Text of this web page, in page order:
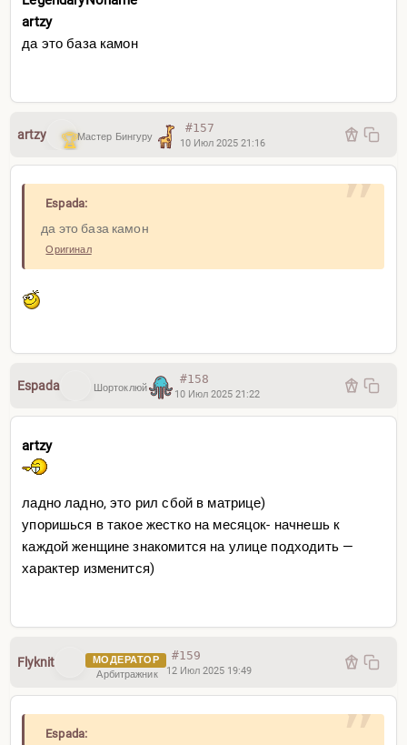
artzy
да это база камон
artzy Мастер Бингуру
#157
10 Июл 2025 21:16
Espada:
да это база камон
Оригинал
Espada Шортоклюй
#158
10 Июл 2025 21:22
artzy
ладно ладно, это рил сбой в матрице)
упоришься в такое жестко на месяцок- начнешь к
каждой женщине знакомится на улице подходить —
характер изменится)
Flyknit
МОДЕРАТОР
Арбитражник
#159
12 Июл 2025 19:49
Espada: